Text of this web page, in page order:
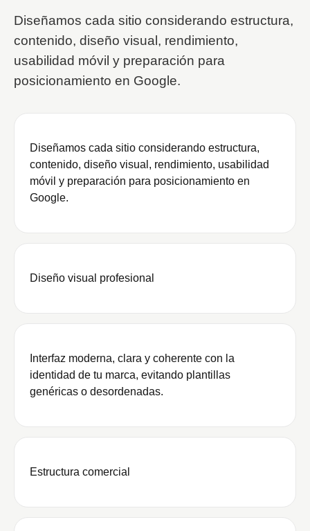
Diseñamos cada sitio considerando estructura,
contenido, diseño visual, rendimiento,
usabilidad móvil y preparación para
posicionamiento en Google.
Diseñamos cada sitio considerando estructura,
contenido, diseño visual, rendimiento, usabilidad
móvil y preparación para posicionamiento en
Google.
Diseño visual profesional
Interfaz moderna, clara y coherente con la
identidad de tu marca, evitando plantillas
genéricas o desordenadas.
Estructura comercial